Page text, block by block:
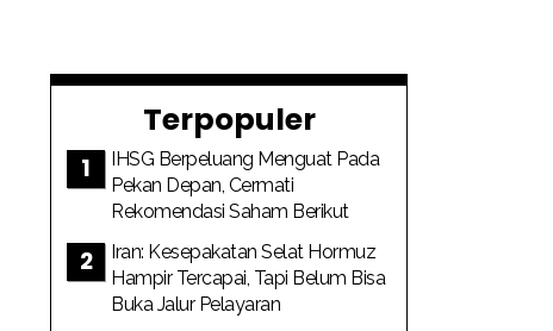
Terpopuler
IHSG Berpeluang Menguat Pada
Pekan Depan, Cermati
Rekomendasi Saham Berikut
Iran: Kesepakatan Selat Hormuz
Hampir Tercapai, Tapi Belum Bisa
Buka Jalur Pelayaran